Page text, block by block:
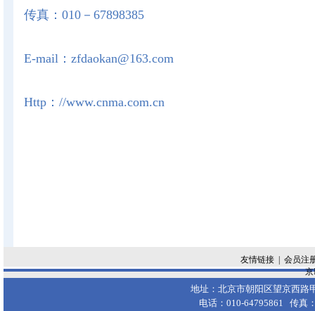
传真：010－67898385
E-mail： zfdaokan@163.com
Http：//www.cnma.com.cn
友情链接
会员注
京
地址：北京市朝阳区望京西路
电话：010-64795861 传真